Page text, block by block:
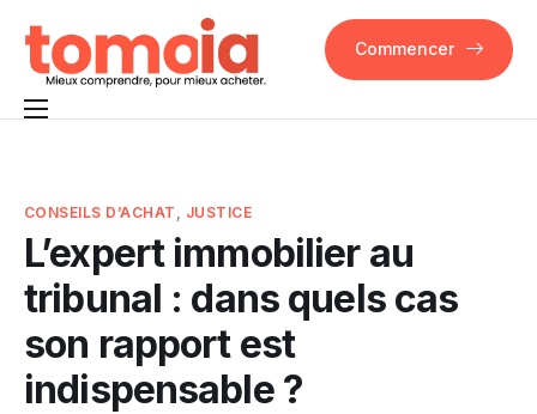
FAQ
Contact
Commencer
CONSEILS D’ACHAT JUSTICE
L’expert immobilier au
tribunal : dans quels cas
son rapport est
indispensable ?